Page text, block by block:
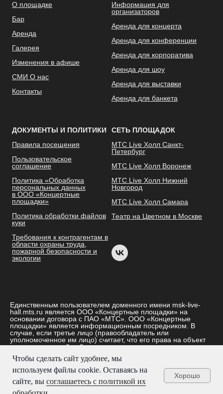
Чтобы сделать сайт удобнее, мы
используем файлы cookie. Оставаясь на
сайте, вы соглашаетесь с политикой их
Хорошо
О площадке
Бар
Аренда
Галерея
Изменения в афише
СМИ О нас
Контакты
Информация для
организаторов
Аренда для концерта
Аренда для конференции
Аренда для корпоратива
Аренда для шоу
Аренда для выставки
Аренда для банкета
ДОКУМЕНТЫ И ПОЛИТИКИ
Правила посещения
Пользовательское
соглашение
Политика «Обработка
персональных данных
в ООО «Концертные
площадки»
Политика обработки файлов
куки
Требования к контрагентам в
области охраны труда,
пожарной безопасности и
экологии
СЕТЬ ПЛОЩАДОК
МТС Live Холл Санкт-
Петербург
МТС Live Холл Воронеж
МТС Live Холл Нижний
Новгород
МТС Live Холл Самара
Театр на Цветном в Москве
Единственным пользователем доменного имени msk-live-
hall.mts.ru является ООО «Концертные площадки» на
основании договора с ПАО «МТС». ООО «Концертные
площадки» является информационным посредником. В
случае, если третье лицо (правообладатель или
уполномоченное им лицо) считает, что его права на объект
интеллектуальной собственности нарушаются, он может
направить претензию по адресу: ООО «Концертные
площадки», ОГРН: 1171690022162, 109147, г. Москва, вн.
тер. г. муниципальный округ Таганский, ул. Воронцовская, д.
1/3, стр. 2, пом. 2, эт. 2 и по e-mail: infokp@mts.ru. © ООО
«Концертные площадки», 2026